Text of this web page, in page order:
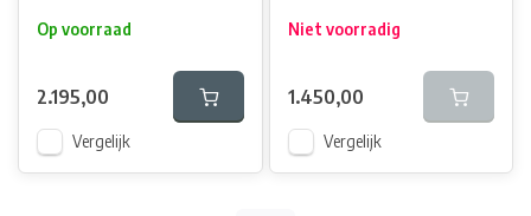
Op voorraad
2.195,00
Vergelijk
Niet voorradig
1.450,00
Vergelijk